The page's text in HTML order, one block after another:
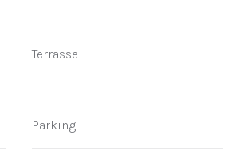
Terrasse
Parking